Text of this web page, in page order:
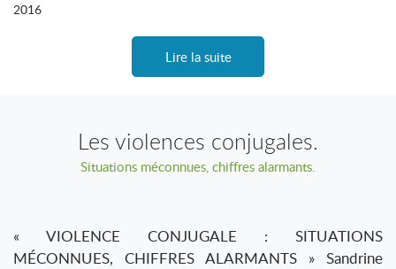
2016
Lire la suite
Les violences conjugales.
Situations méconnues, chiffres alarmants.
« VIOLENCE CONJUGALE : SITUATIONS
MÉCONNUES, CHIFFRES ALARMANTS » Sandrine